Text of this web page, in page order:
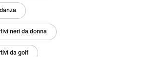
neri da donna
da golf